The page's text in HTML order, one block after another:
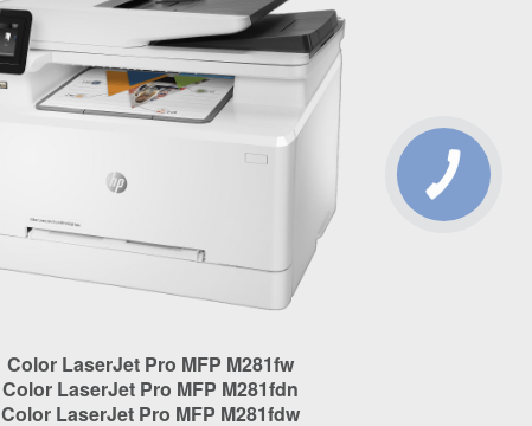
Color LaserJet Pro MFP M281fw
Color LaserJet Pro MFP M281fdn
Color LaserJet Pro MFP M281fdw